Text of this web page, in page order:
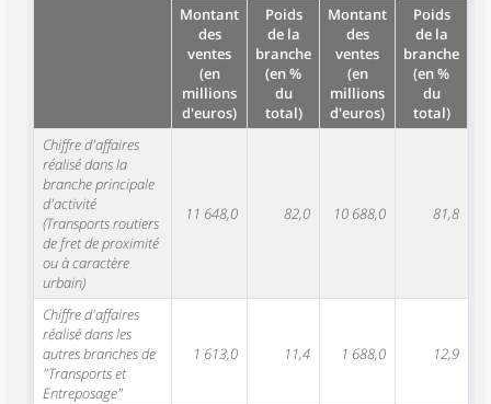
Montant
des
ventes
(en
millions
d'euros)
Poids
de la
branche
(en %
du
total)
Montant
des
ventes
(en
millions
d'euros)
Poids
de la
branche
(en %
du
total)
Chiffre d'affaires
réalisé dans la
branche principale
d'activité
(Transports routiers
de fret de proximité
ou à caractère
urbain)
11 648,0 82,0 10 688,0 81,8
Chiffre d'affaires
réalisé dans les
autres branches de
"Transports et
Entreposage"
1 613,0 11,4 1 688,0 12,9